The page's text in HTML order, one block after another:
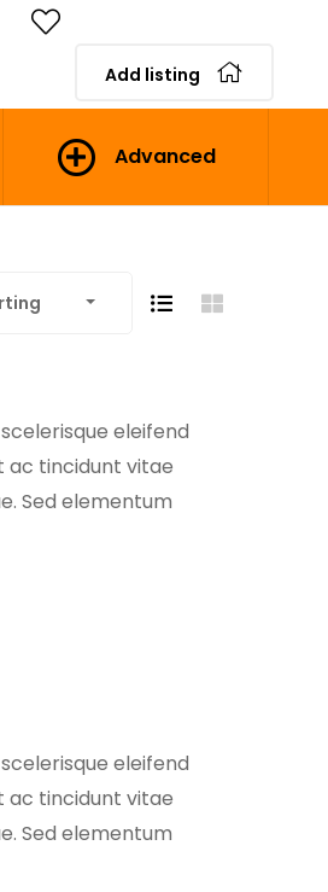
Add listing
Advanced
eleifend
ac tincidunt vitae
Sed elementum
mauris […]
eleifend
ac tincidunt vitae
Sed elementum
mauris […]